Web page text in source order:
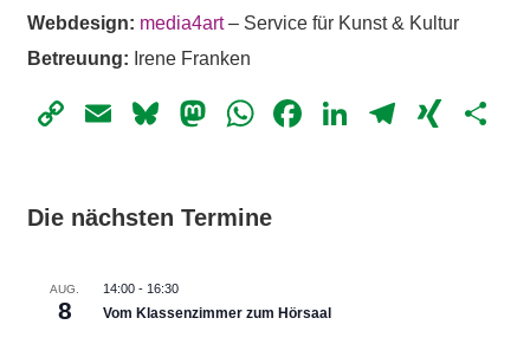
Webdesign: media4art– Service für Kunst & Kultur
Betreuung: Irene Franken
CopyEmailBluesky
Mastodon
WhatsApp
Facebook
LinkedIn
Die nächsten Termine
AUG.
8
14:00- 16:30
Vom Klassenzimmer zum Hörsaal